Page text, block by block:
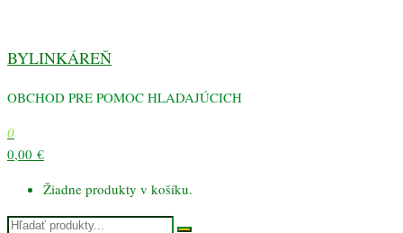
obsah
BYLINKÁREŇ
OBCHOD PRE POMOC HLADAJÚCICH
0
0,00 €
Žiadne produkty v košíku.